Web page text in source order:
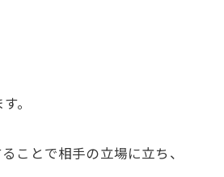
。
ことで相手の立場に立ち、